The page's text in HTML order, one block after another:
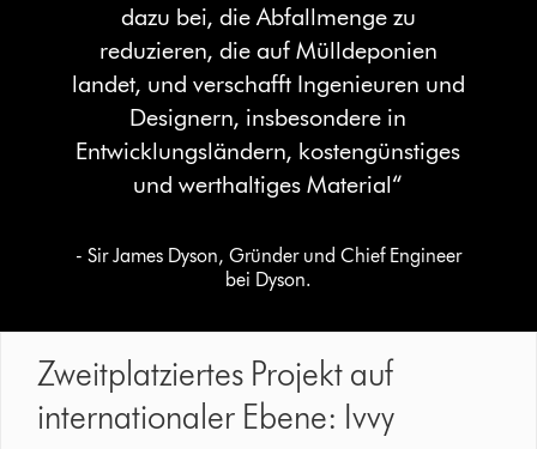
dazu bei, die Abfallmenge zu
reduzieren, die auf Mülldeponien
landet, und verschafft Ingenieuren und
Designern, insbesondere in
Entwicklungsländern, kostengünstiges
und werthaltiges Material“
- Sir James Dyson, Gründer und Chief Engineer
bei Dyson.
Zweitplatziertes Projekt auf
internationaler Ebene: Ivvy